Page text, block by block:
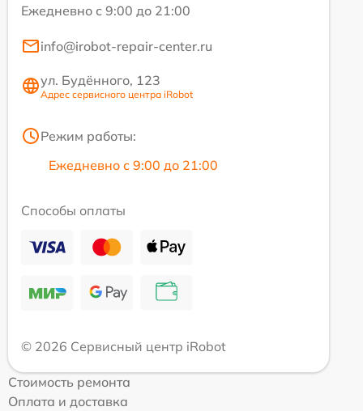
Ежедневно с 9:00 до 21:00
info@irobot-repair-center.ru
ул. Будённого, 123
Адрес сервисного центра iRobot
Режим работы:
Ежедневно с 9:00 до 21:00
Способы оплаты
© 2026 Сервисный центр iRobot
Стоимость ремонта
Оплата и доставка